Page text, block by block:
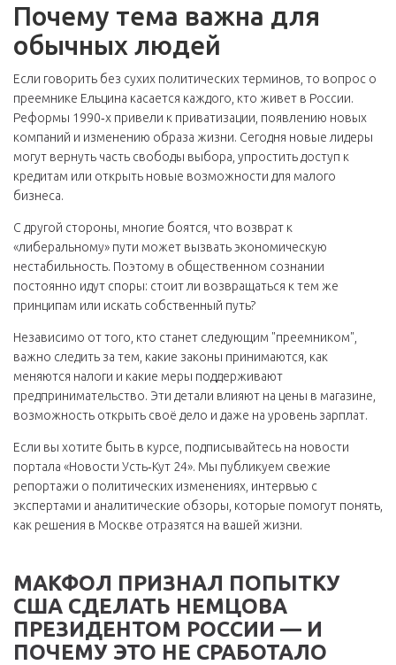
Почему тема важна для
обычных людей
Если говорить без сухих политических терминов, то вопрос о
преемнике Ельцина касается каждого, кто живет в России.
Реформы 1990‑х привели к приватизации, появлению новых
компаний и изменению образа жизни. Сегодня новые лидеры
могут вернуть часть свободы выбора, упростить доступ к
кредитам или открыть новые возможности для малого
бизнеса.
С другой стороны, многие боятся, что возврат к
«либеральному» пути может вызвать экономическую
нестабильность. Поэтому в общественном сознании
постоянно идут споры: стоит ли возвращаться к тем же
принципам или искать собственный путь?
Независимо от того, кто станет следующим "преемником",
важно следить за тем, какие законы принимаются, как
меняются налоги и какие меры поддерживают
предпринимательство. Эти детали влияют на цены в магазине,
возможность открыть своё дело и даже на уровень зарплат.
Если вы хотите быть в курсе, подписывайтесь на новости
портала «Новости Усть‑Кут 24». Мы публикуем свежие
репортажи о политических изменениях, интервью с
экспертами и аналитические обзоры, которые помогут понять,
как решения в Москве отразятся на вашей жизни.
МАКФОЛ ПРИЗНАЛ ПОПЫТКУ
США СДЕЛАТЬ НЕМЦОВА
ПРЕЗИДЕНТОМ РОССИИ — И
ПОЧЕМУ ЭТО НЕ СРАБОТАЛО